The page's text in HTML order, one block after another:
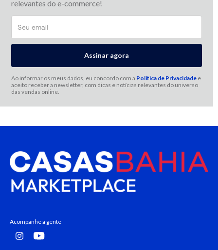
relevantes do e-commerce!
Ao informar os meus dados, eu concordo com a Política de Privacidade e
aceito receber a newsletter, com dicas e notícias relevantes do universo
das vendas online.
Acompanhe a gente